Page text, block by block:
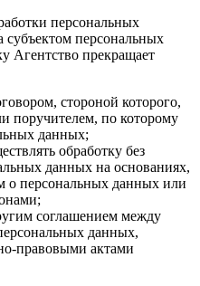
персональных
субъектом персональных
Агентство прекращает
стороной которого,
поручителем, по которому
данных;
обработку без
данных на основаниях,
о персональных данных или
соглашением между
данных,
правовыми актами